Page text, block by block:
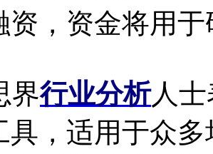
资，资金将用
行业分析人
具，适用于众